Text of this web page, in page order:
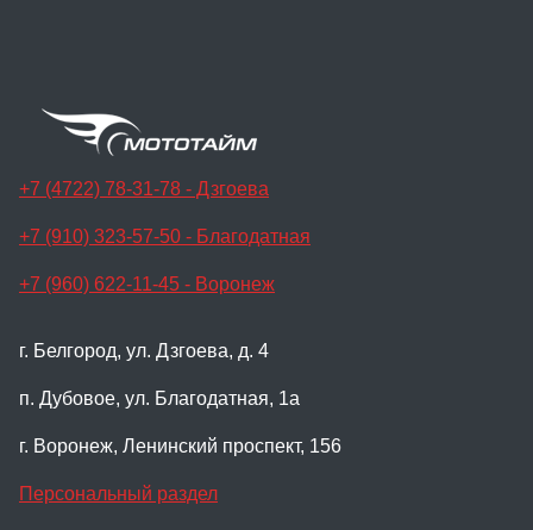
+7 (4722) 78-31-78 - Дзгоева
+7 (910) 323-57-50 - Благодатная
+7 (960) 622-11-45 - Воронеж
г. Белгород, ул. Дзгоева, д. 4
п. Дубовое, ул. Благодатная, 1а
г. Воронеж, Ленинский проспект, 156
Персональный раздел